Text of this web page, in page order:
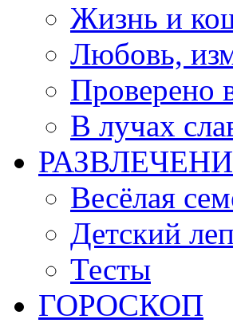
Жизнь и
Любовь,
Проверено
В лучах
Весёлая
Детский
Тесты
ГОРОСКОП